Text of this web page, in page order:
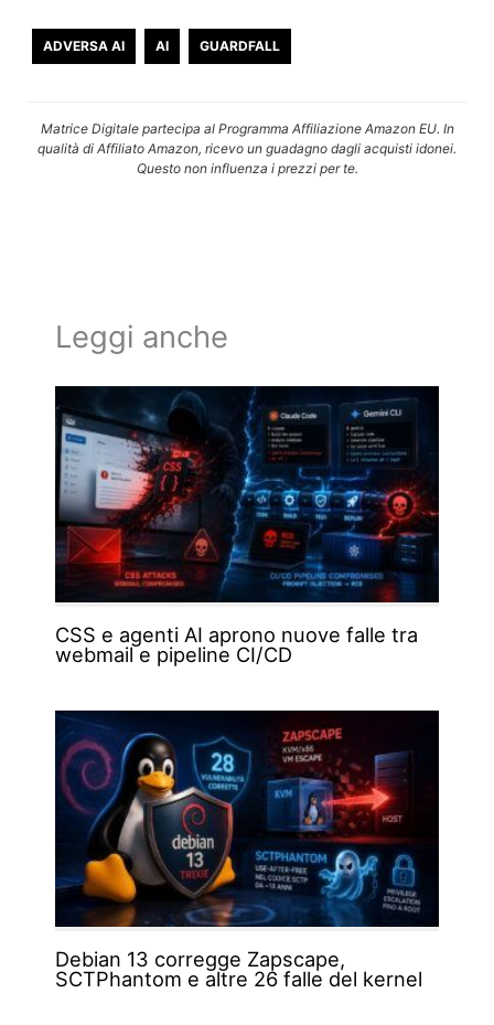
ADVERSA AI AI GUARDFALL
Matrice Digitale partecipa al Programma Affiliazione Amazon EU. In
qualità di Affiliato Amazon, ricevo un guadagno dagli acquisti idonei.
Questo non influenza i prezzi per te.
Leggi anche
CSS e agenti AI aprono nuove falle tra
webmail e pipeline CI/CD
Debian 13 corregge Zapscape,
SCTPhantom e altre 26 falle del kernel